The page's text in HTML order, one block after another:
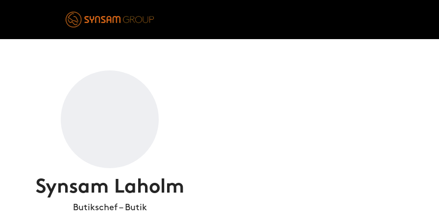
Synsam Laholm
Butikschef – Butik